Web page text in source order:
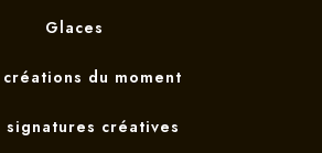
Glaces
créations du moment
signatures créatives